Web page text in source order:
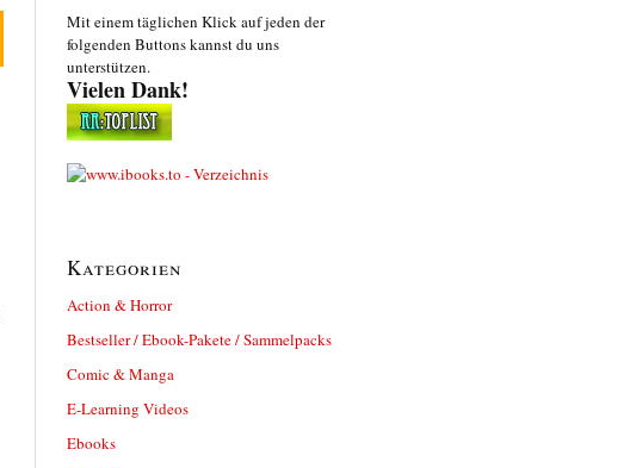
Mit einem täglichen Klick auf jeden der
folgenden Buttons kannst du uns
unterstützen.
Vielen Dank!
Kategorien
Action & Horror
Bestseller / Ebook-Pakete / Sammelpacks
Comic & Manga
E-Learning Videos
Ebooks